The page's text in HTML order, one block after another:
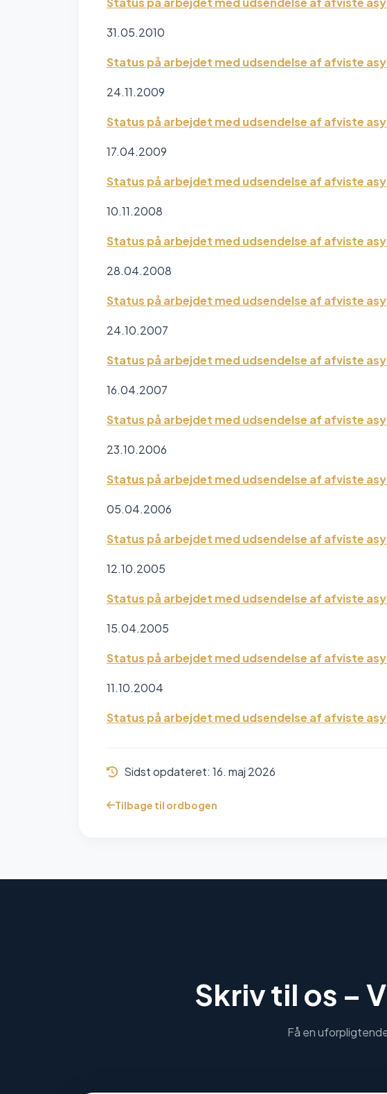
31.05.2010
Status på arbejdet med udsendelse af afviste
24.11.2009
Status på arbejdet med udsendelse af afviste
17.04.2009
Status på arbejdet med udsendelse af afviste
10.11.2008
Status på arbejdet med udsendelse af afviste
28.04.2008
Status på arbejdet med udsendelse af afviste
24.10.2007
Status på arbejdet med udsendelse af afviste
16.04.2007
Status på arbejdet med udsendelse af afviste
23.10.2006
Status på arbejdet med udsendelse af afviste
05.04.2006
Status på arbejdet med udsendelse af afviste
12.10.2005
Status på arbejdet med udsendelse af afviste
15.04.2005
Status på arbejdet med udsendelse af afviste
11.10.2004
Status på arbejdet med udsendelse af afviste
Sidst opdateret: 16. maj 2026
Tilbage til ordbogen
Skriv til os –
Få en